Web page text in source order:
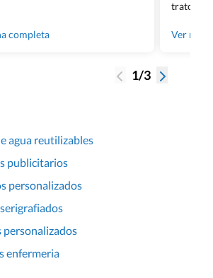
completa
trato
gente
Ver
1/3
agua reutilizables
publicitarios
personalizados
personalizados
enfermeria